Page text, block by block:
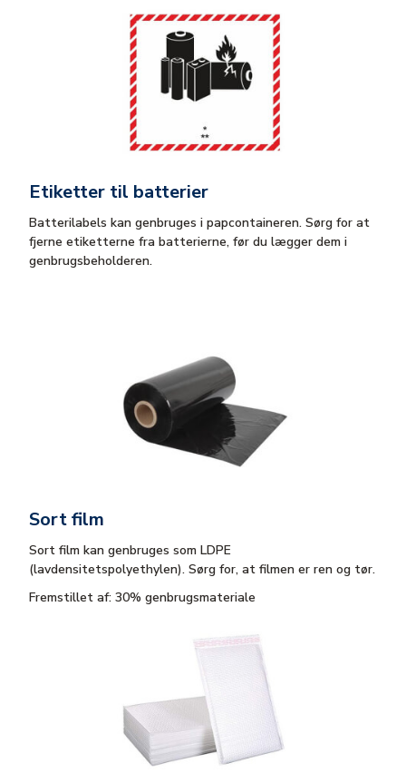
Etiketter til batterier
Batterilabels kan genbruges i papcontaineren. Sørg for at
fjerne etiketterne fra batterierne, før du lægger dem i
genbrugsbeholderen.
Sort film
Sort film kan genbruges som LDPE
(lavdensitetspolyethylen). Sørg for, at filmen er ren og tør.
Fremstillet af: 30% genbrugsmateriale